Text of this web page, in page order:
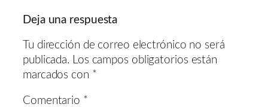
Deja una respuesta
Tu dirección de correo electrónico no será
publicada.
Los campos obligatorios están
marcados con *
Comentario *